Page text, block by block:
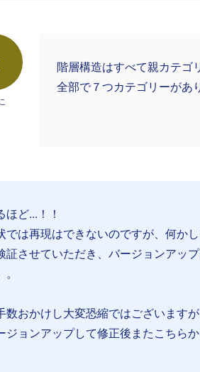
階層構造はすべて親カテゴ
全部で７つカテゴリーがあ
ほど...！！
では再現はできないのですが、何か
証させていただき、バージョンアッ
数おかけし大変恐縮ではございます
ジョンアップして修正後またこちら